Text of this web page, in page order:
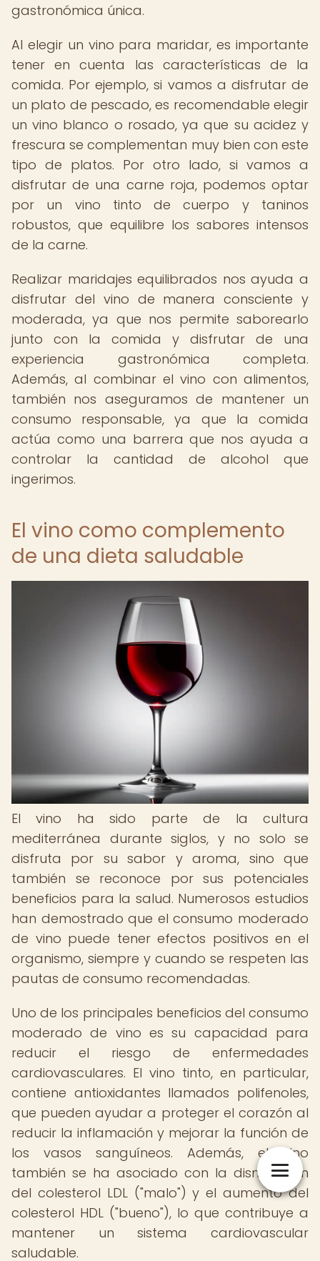
gastronómica única.
Al elegir un vino para maridar, es importante
tener en cuenta las características de la
comida. Por ejemplo, si vamos a disfrutar de
un plato de pescado, es recomendable elegir
un vino blanco o rosado, ya que su acidez y
frescura se complementan muy bien con este
tipo de platos. Por otro lado, si vamos a
disfrutar de una carne roja, podemos optar
por un vino tinto de cuerpo y taninos
robustos, que equilibre los sabores intensos
de la carne.
Realizar maridajes equilibrados nos ayuda a
disfrutar del vino de manera consciente y
moderada, ya que nos permite saborearlo
junto con la comida y disfrutar de una
experiencia gastronómica completa.
Además, al combinar el vino con alimentos,
también nos aseguramos de mantener un
consumo responsable, ya que la comida
actúa como una barrera que nos ayuda a
controlar la cantidad de alcohol que
ingerimos.
El vino como complemento
de una dieta saludable
El vino ha sido parte de la cultura
mediterránea durante siglos, y no solo se
disfruta por su sabor y aroma, sino que
también se reconoce por sus potenciales
beneficios para la salud. Numerosos estudios
han demostrado que el consumo moderado
de vino puede tener efectos positivos en el
organismo, siempre y cuando se respeten las
pautas de consumo recomendadas.
Uno de los principales beneficios del consumo
moderado de vino es su capacidad para
reducir el riesgo de enfermedades
cardiovasculares. El vino tinto, en particular,
contiene antioxidantes llamados polifenoles,
que pueden ayudar a proteger el corazón al
reducir la inflamación y mejorar la función de
los vasos sanguíneos. Además, el vino
también se ha asociado con la disminución
del colesterol LDL ("malo") y el aumento del
colesterol HDL ("bueno"), lo que contribuye a
mantener un sistema cardiovascular
saludable.